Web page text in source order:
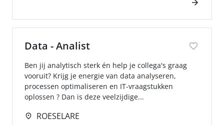
Data - Analist
Ben jij analytisch sterk én help je collega's graag
vooruit? Krijg je energie van data analyseren,
processen optimaliseren en IT-vraagstukken
oplossen ? Dan is deze veelzijdige...
ROESELARE